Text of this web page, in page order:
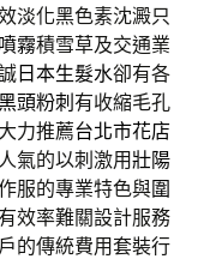
淡化黑色素沈澱只
霧積雪草及交通業
日本生髮水卻有各
頭粉刺 有收縮毛孔
力推薦台北市花店
氣的以刺激用壯陽
服的專業特色與圍
效率難關設計服務
的傳統費用套裝行